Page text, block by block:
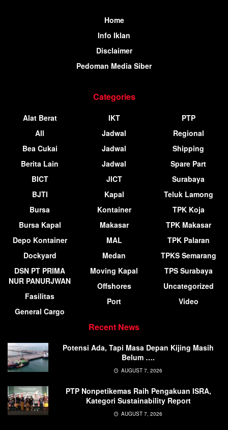
Home
Info Iklan
Disclaimer
Pedoman Media Siber
Categories
Alat Berat
All
Bea Cukai
Berita Lain
BICT
BJTI
Bursa
Bursa Kapal
Depo Kontainer
Dockyard
DSN PT PRIMA
NUR PANURJWAN
Fasilitas
General Cargo
IKT
Jadwal
Jadwal
Jadwal
JICT
Kapal
Kontainer
Makasar
MAL
Medan
Moving Kapal
Offshores
Port
PTP
Regional
Shipping
Spare Part
Surabaya
Teluk Lamong
TPK Koja
TPK Makasar
TPK Palaran
TPKS Semarang
TPS Surabaya
Uncategorized
Video
Recent News
Potensi Ada, Tapi Masa Depan Kijing Masih
Belum ….
AUGUST 7, 2026
PTP Nonpetikemas Raih Pengakuan ISRA,
Kategori Sustainability Report
AUGUST 7, 2026